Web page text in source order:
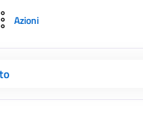
Azioni